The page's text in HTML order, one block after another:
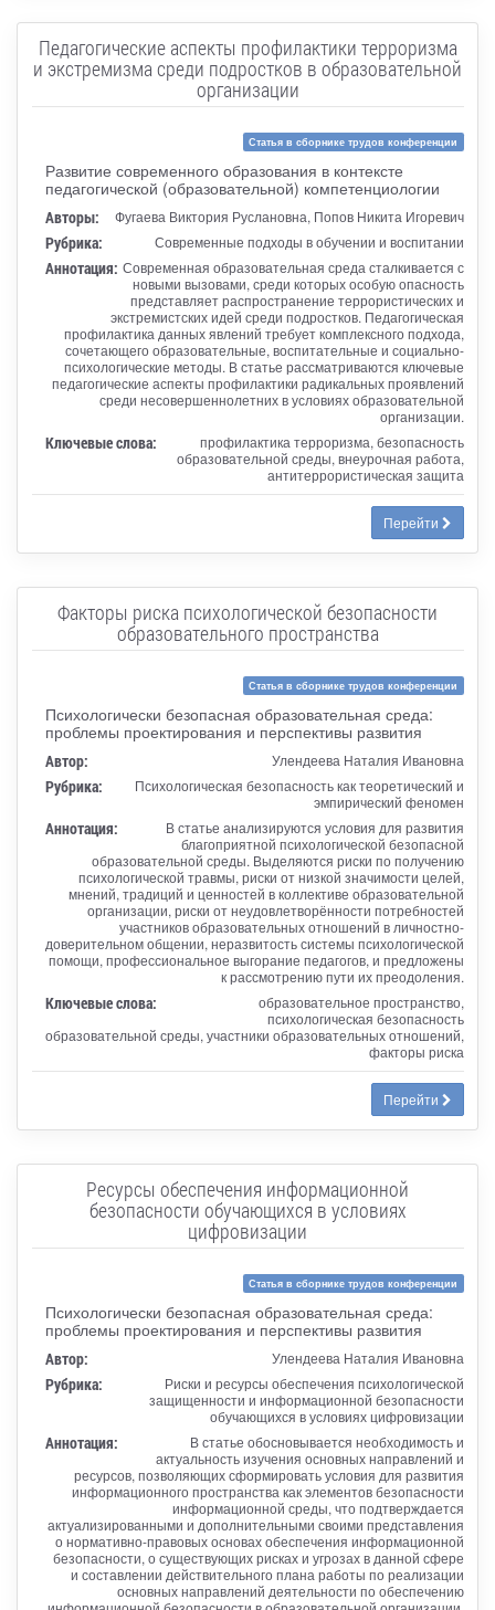
Педагогические аспекты профилактики терроризма
и экстремизма среди подростков в образовательной
организации
Статья в сборнике трудов конференции
Развитие современного образования в контексте
педагогической (образовательной) компетенциологии
Авторы: Фугаева Виктория Руслановна, Попов Никита Игоревич
Рубрика: Современные подходы в обучении и воспитании
Аннотация: Современная образовательная среда сталкивается с
новыми вызовами, среди которых особую опасность
представляет распространение террористических и
экстремистских идей среди подростков. Педагогическая
профилактика данных явлений требует комплексного подхода,
сочетающего образовательные, воспитательные и социально-
психологические методы. В статье рассматриваются ключевые
педагогические аспекты профилактики радикальных проявлений
среди несовершеннолетних в условиях образовательной
организации.
Ключевые слова:
профилактика терроризма, безопасность
образовательной среды, внеурочная работа,
антитеррористическая защита
Перейти
Факторы риска психологической безопасности
образовательного пространства
Статья в сборнике трудов конференции
Психологически безопасная образовательная среда:
проблемы проектирования и перспективы развития
Автор: Улендеева Наталия Ивановна
Рубрика:
Психологическая безопасность как теоретический и
эмпирический феномен
Аннотация:
В статье анализируются условия для развития
благоприятной психологической безопасной
образовательной среды. Выделяются риски по получению
психологической травмы, риски от низкой значимости целей,
мнений, традиций и ценностей в коллективе образовательной
организации, риски от неудовлетворённости потребностей
участников образовательных отношений в личностно-
доверительном общении, неразвитость системы психологической
помощи, профессиональное выгорание педагогов, и предложены
к рассмотрению пути их преодоления.
Ключевые слова:
образовательное пространство,
психологическая безопасность
образовательной среды, участники образовательных отношений,
факторы риска
Перейти
Ресурсы обеспечения информационной
безопасности обучающихся в условиях
цифровизации
Статья в сборнике трудов конференции
Психологически безопасная образовательная среда:
проблемы проектирования и перспективы развития
Автор: Улендеева Наталия Ивановна
Рубрика:
Риски и ресурсы обеспечения психологической
защищенности и информационной безопасности
обучающихся в условиях цифровизации
Аннотация:
В статье обосновывается необходимость и
актуальность изучения основных направлений и
ресурсов, позволяющих сформировать условия для развития
информационного пространства как элементов безопасности
информационной среды, что подтверждается
актуализированными и дополнительными своими представления
о нормативно-правовых основах обеспечения информационной
безопасности, о существующих рисках и угрозах в данной сфере
и составлении действительного плана работы по реализации
основных направлений деятельности по обеспечению